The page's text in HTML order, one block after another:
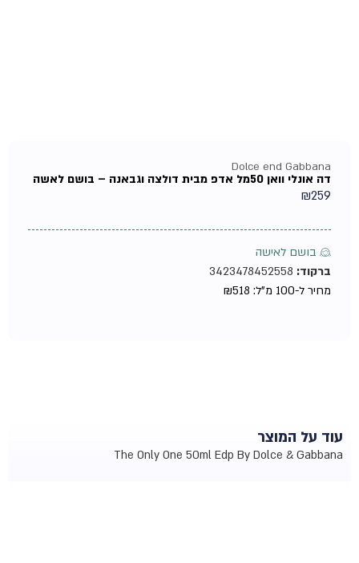
Dolce end Gabbana
דה אונלי וואן 50מל אדפ מבית דולצה וגבאנה – בושם לאשה
₪259
♀ בושם לאישה
ברקוד:3423478452558
מחיר ל-100 מ"ל:
₪518
עוד על המוצר
The Only One 50ml Edp By Dolce & Gabbana